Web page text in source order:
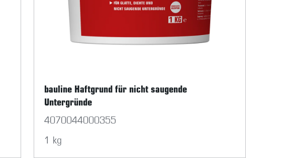
bauline Haftgrund für nicht saugende
Untergründe
4070044000355
1 kg